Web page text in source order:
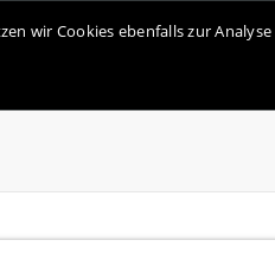
wir Cookies ebenfalls zur